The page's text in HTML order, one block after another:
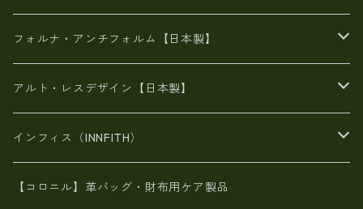
メタリック
スエード
メタリック
６号蝋引き帆布
豊岡製品
エナメルクロコ
がま口
斜め掛け
二つ折り財布
がま口財布
スペインレザー
長財布
スペインレザー
佐賀牛革
L字ファスナー財布
スペインレザー
ポーチ
フォルナ・アンチフォルム【日本製】
BAG
財布・小物
アルト・レスデザイン【日本製】
BAG
財布・小物
インフィス（INNFITH）
BAG
【コロニル】革バッグ・財布用ケア製品